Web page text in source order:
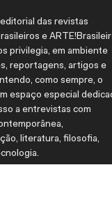
das revistas
e
privilegia, em ambiente
reportagens, artigos e
como sempre, o
espaço especial
a entrevistas com
literatura, filosofia,